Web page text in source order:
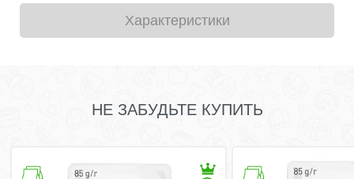
Характеристики
НЕ ЗАБУДЬТЕ КУПИТЬ